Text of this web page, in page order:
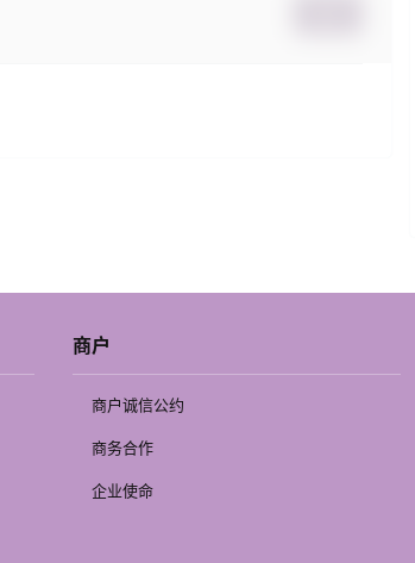
商户
商户诚信公约
商务合作
企业使命